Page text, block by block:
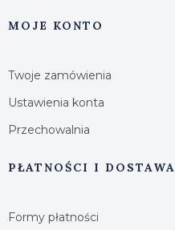
MOJE KONTO
Twoje zamówienia
Ustawienia konta
Przechowalnia
PŁATNOŚCI I DOSTAWA
Formy płatności